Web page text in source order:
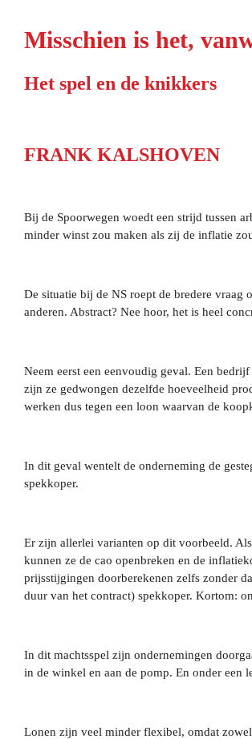
Misschien is het,
Het spel en de knikkers
FRANK KALSHOVEN
Bij de Spoorwegen woedt een strijd tussen
minder winst zou maken als zij de inflatie
De situatie bij de NS roept de bredere
anderen. Abstract? Nee hoor, het is heel
Neem eerst een eenvoudig geval. Een
zijn ze gedwongen dezelfde hoeveelheid
werken dus tegen een loon waarvan de
In dit geval wentelt de onderneming de
spekkoper.
Er zijn allerlei varianten op dit voorbeeld.
kunnen ze de cao openbreken en de
prijsstijgingen doorberekenen zelfs zonder
duur van het contract) spekkoper. Kortom:
In dit machtsspel zijn ondernemingen
in de winkel en aan de pomp. En onder een
Lonen zijn veel minder flexibel, omdat